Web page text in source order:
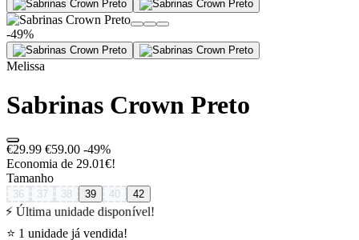
+de 36.000 reviews
-49%
Melissa
Sabrinas Crown Preto
€29.99 €59.00 -49%
Economia de 29.01€!
Tamanho
36 37 38 39 40 42
⚡ Última unidade disponível!
⭐ 1 unidade já vendida!